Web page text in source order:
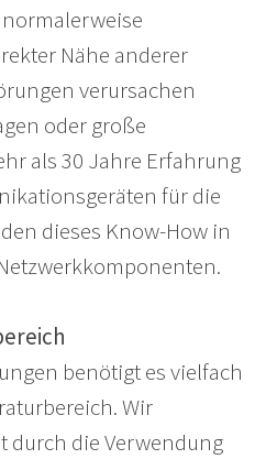
Nähe anderer
verursachen
oder große
als 30 Jahre Erfahrung
für die
dieses Know-How in
benötigt es vielfach
Wir
durch die Verwendung